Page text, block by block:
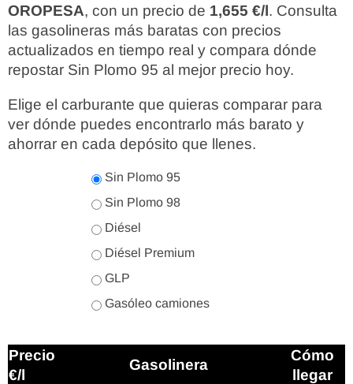
OROPESA, con un precio de 1,655 €/l. Consulta
las gasolineras más baratas con precios
actualizados en tiempo real y compara dónde
repostar Sin Plomo 95 al mejor precio hoy.
Elige el carburante que quieras comparar para
ver dónde puedes encontrarlo más barato y
ahorrar en cada depósito que llenes.
Sin Plomo 95
Sin Plomo 98
Diésel
Diésel Premium
GLP
Gasóleo camiones
Precio
€/l
Gasolinera
Cómo
llegar